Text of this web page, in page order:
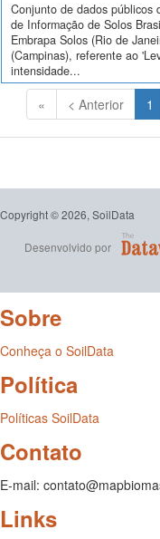
Conjunto de dados públicos
de Informação de Solos
Embrapa Solos (Rio de
(Campinas), referente ao
intensidade...
« < Anterior 1
Copyright © 2026, SoilData
Desenvolvido por
Sobre
Conheça o SoilData
Política
Políticas SoilData
Contato
E-mail:
Links